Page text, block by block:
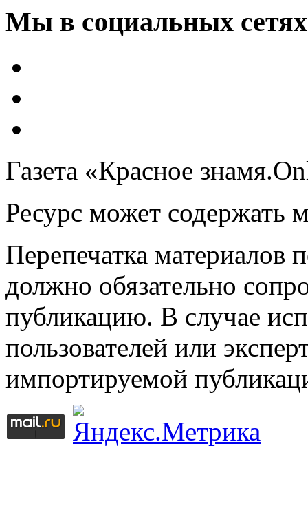
Мы в социальных сетях
Газета «Красное
Ресурс может содержать
Перепечатка материалов
должно обязательно
публикацию. В случае
пользователей или
импортируемой